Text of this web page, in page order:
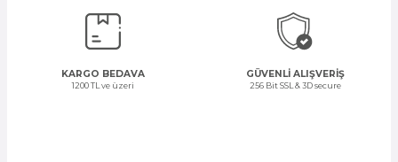
KARGO BEDAVA
1200 TL ve üzeri
GÜVENLİ ALIŞVERİŞ
256 Bit SSL & 3D secure